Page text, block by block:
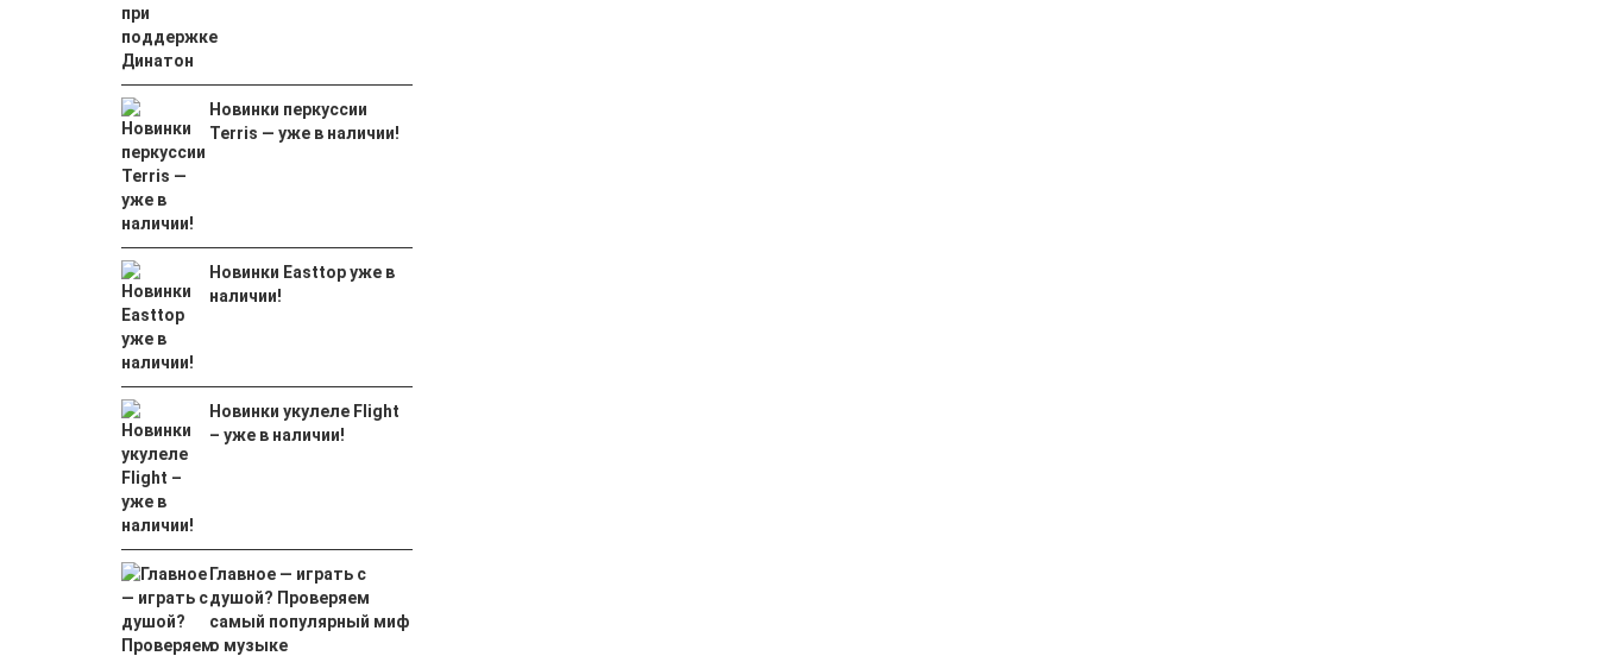
Новинки перкуссии
Terris — уже в наличии!
Новинки Easttop уже в
наличии!
Новинки укулеле Flight
– уже в наличии!
Главное — играть с
душой? Проверяем
самый популярный миф
о музыке